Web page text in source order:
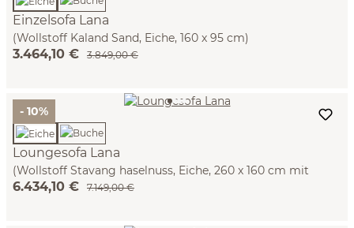
Einzelsofa Lana
(Wollstoff Kaland Sand, Eiche, 160 x 95 cm)
3.464,10 € 3.849,00 €
- 10%
Loungesofa Lana
(Wollstoff Stavang haselnuss, Eiche, 260 x 160 cm mit
Liegeteil links/re)
6.434,10 € 7.149,00 €